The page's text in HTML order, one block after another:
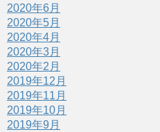
2020年6月
2020年5月
2020年4月
2020年3月
2020年2月
2019年12月
2019年11月
2019年10月
2019年9月